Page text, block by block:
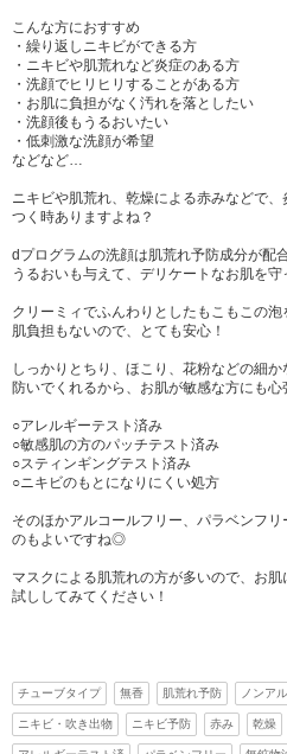
こんな方におすすめ
・繰り返しニキビができる方
・ニキビや肌荒れなど炎症のある方
・洗顔でヒリヒリすることがある方
・お肌に負担がなく汚れを落としたい
・洗顔後もうるおいたい
・低刺激な洗顔が希望
などなど…
ニキビや肌荒れ、乾燥による赤みなどで
つく時ありますよね？
dプログラムの洗顔は肌荒れ予防成分が配
うるおいも与えて、デリケートなお肌を守
クリーミィでふんわりとしたもこもこの
肌負担もないので、とても安心！
しっかりとちり、ほこり、花粉などの細
防いでくれるから、お肌が敏感な方にも心
○アレルギーテスト済み
○敏感肌の方のパッチテスト済み
○スティンギングテスト済み
○ニキビのもとになりにくい処方
そのほかアルコールフリー、パラベンフ
のもよいですね◎
マスクによる肌荒れの方が多いので、お
試ししてみてください！
チューブタイプ 無香 肌荒れ予防 ノンア
ニキビ・吹き出物 ニキビ予防 赤み 乾燥